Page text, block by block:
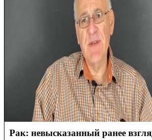
Рак: невысказанный ранее